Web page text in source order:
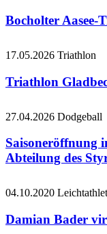
Bocholter Aasee-
17.05.2026 Triathlon
Triathlon
27.04.2026 Dodgeball
Saisoneröffnung
Abteilung des
04.10.2020
Damian Bader